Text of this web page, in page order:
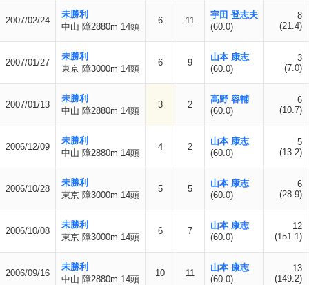
2007/02/24
未勝利
中山 障2880m 14頭
6 11
宇田 登志夫
(60.0)
8
(21.4)
2007/01/27
未勝利
東京 障3000m 14頭
6 9
山本 康志
(60.0)
3
(7.0)
2007/01/13
未勝利
中山 障2880m 14頭
3 2
高野 容輔
(60.0)
6
(10.7)
2006/12/09
未勝利
中山 障2880m 14頭
4 2
山本 康志
(60.0)
5
(13.2)
2006/10/28
未勝利
東京 障3000m 14頭
5 5
山本 康志
(60.0)
6
(28.9)
2006/10/08
未勝利
東京 障3000m 14頭
6 7
山本 康志
(60.0)
12
(151.1)
2006/09/16
未勝利
中山 障2880m 14頭
10 11
山本 康志
(60.0)
13
(149.2)